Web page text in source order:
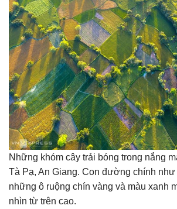
Những khóm cây trải bóng trong nắng
Tà Pạ, An Giang. Con đường chính
những ô ruộng chín vàng và màu xanh
nhìn từ trên cao.